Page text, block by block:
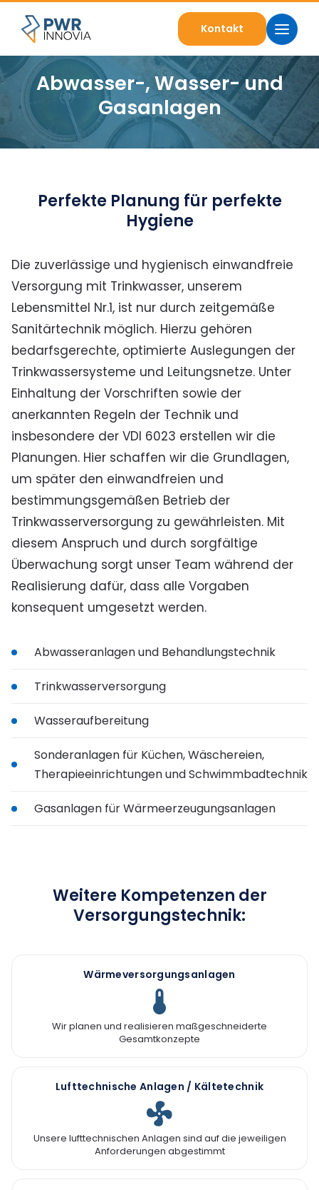
Kontakt
Abwasser-, Wasser- und
Gasanlagen
Perfekte Planung für perfekte
Hygiene
Die zuverlässige und hygienisch einwandfreie
Versorgung mit Trinkwasser, unserem
Lebensmittel Nr.1, ist nur durch zeitgemäße
Sanitärtechnik möglich. Hierzu gehören
bedarfsgerechte, optimierte Auslegungen der
Trinkwassersysteme und Leitungsnetze. Unter
Einhaltung der Vorschriften sowie der
anerkannten Regeln der Technik und
insbesondere der VDI 6023 erstellen wir die
Planungen. Hier schaffen wir die Grundlagen,
um später den einwandfreien und
bestimmungsgemäßen Betrieb der
Trinkwasserversorgung zu gewährleisten. Mit
diesem Anspruch und durch sorgfältige
Überwachung sorgt unser Team während der
Realisierung dafür, dass alle Vorgaben
konsequent umgesetzt werden.
Abwasseranlagen und Behandlungstechnik
Trinkwasserversorgung
Wasseraufbereitung
Sonderanlagen für Küchen, Wäschereien,
Therapieeinrichtungen und Schwimmbadtechnik
Gasanlagen für Wärmeerzeugungsanlagen
Weitere Kompetenzen der
Versorgungstechnik:
Wärmeversorgungsanlagen
Wir planen und realisieren maßgeschneiderte
Gesamtkonzepte
Lufttechnische Anlagen / Kältetechnik
Unsere lufttechnischen Anlagen sind auf die jeweiligen
Anforderungen abgestimmt